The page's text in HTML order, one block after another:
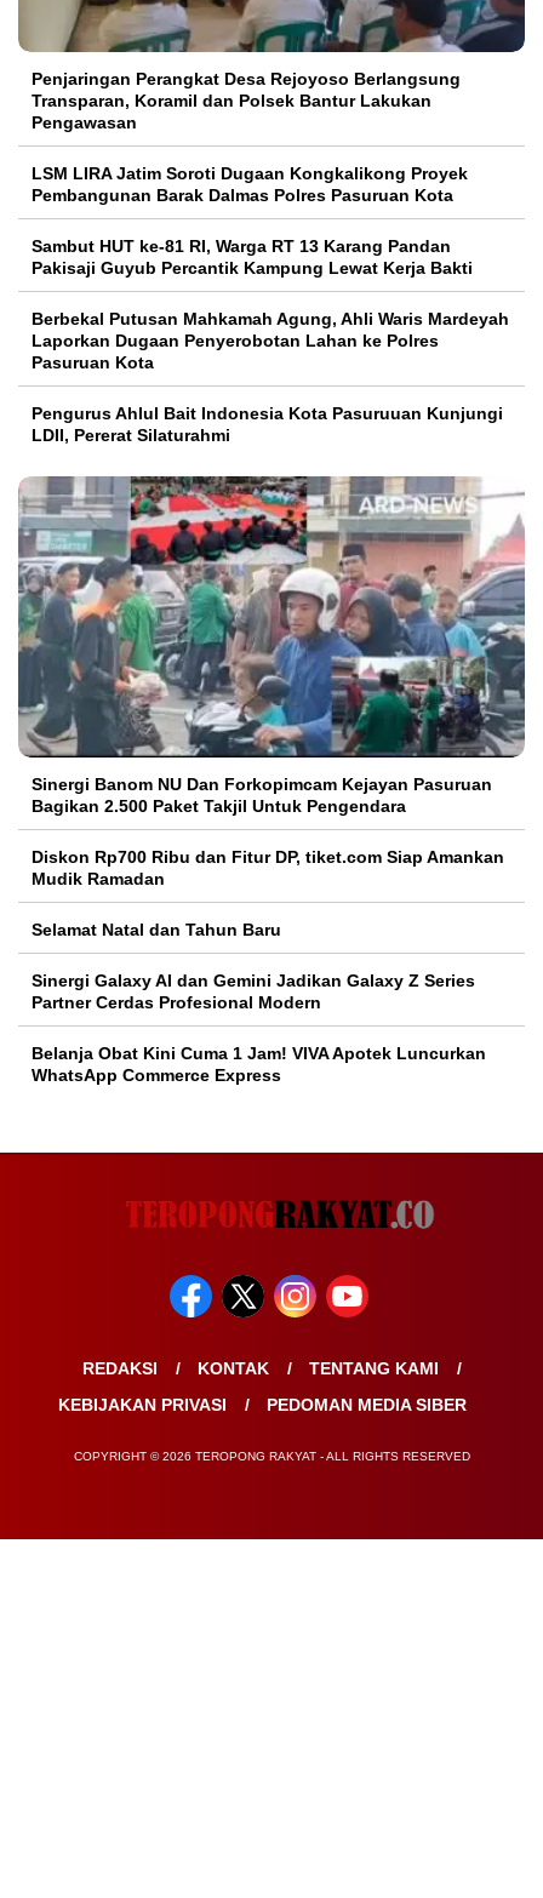
Penjaringan Perangkat Desa Rejoyoso Berlangsung
Transparan, Koramil dan Polsek Bantur Lakukan
Pengawasan
LSM LIRA Jatim Soroti Dugaan Kongkalikong Proyek
Pembangunan Barak Dalmas Polres Pasuruan Kota
Sambut HUT ke-81 RI, Warga RT 13 Karang Pandan
Pakisaji Guyub Percantik Kampung Lewat Kerja Bakti
Berbekal Putusan Mahkamah Agung, Ahli Waris Mardeyah
Laporkan Dugaan Penyerobotan Lahan ke Polres
Pasuruan Kota
Pengurus Ahlul Bait Indonesia Kota Pasuruuan Kunjungi
LDII, Pererat Silaturahmi
Sinergi Banom NU Dan Forkopimcam Kejayan Pasuruan
Bagikan 2.500 Paket Takjil Untuk Pengendara
Diskon Rp700 Ribu dan Fitur DP, tiket.com Siap Amankan
Mudik Ramadan
Selamat Natal dan Tahun Baru
Sinergi Galaxy AI dan Gemini Jadikan Galaxy Z Series
Partner Cerdas Profesional Modern
Belanja Obat Kini Cuma 1 Jam! VIVA Apotek Luncurkan
WhatsApp Commerce Express
REDAKSI KONTAK
TENTANG KAMI
KEBIJAKAN PRIVASI
PEDOMAN MEDIA SIBER
COPYRIGHT © 2026 TEROPONG RAKYAT - ALL RIGHTS RESERVED